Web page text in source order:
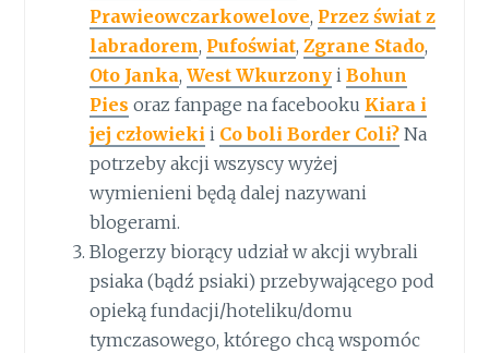
Prawieowczarkowelove, Przez świat z
labradorem, Pufoświat, Zgrane Stado,
Oto Janka, West Wkurzonyi Bohun
Pies oraz fanpage na facebooku Kiara i
jej człowieki i Co boli Border Coli?Na
potrzeby akcji wszyscy wyżej
wymienieni będą dalej nazywani
blogerami.
Blogerzy biorący udział w akcji wybrali
psiaka (bądź psiaki) przebywającego pod
opieką fundacji/hoteliku/domu
tymczasowego, którego chcą wspomóc